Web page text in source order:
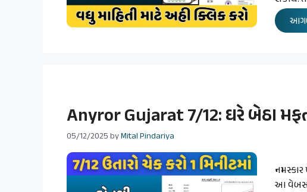
Anyror Gujarat 7/12: ઘરે બેઠા
05/12/2025byMital Pindariya
આ